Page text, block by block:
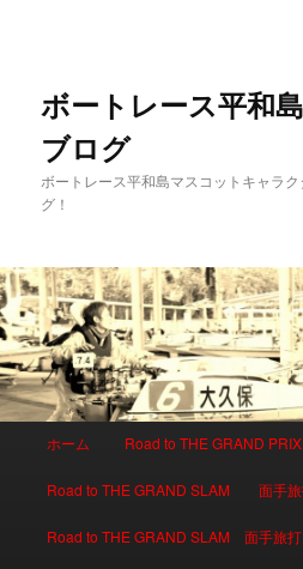
ボートレース平和
ブログ
ボートレース平和島マスコットキャラ
グ！
メインコンテンツへ移動
サブコンテンツへ移動
ホーム Road to THE GRAND
Road to THE GRAND SLAM 面手
Road to THE GRAND SLAM 面手旅